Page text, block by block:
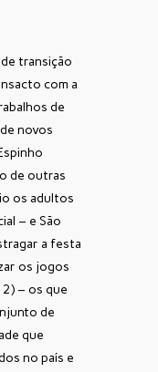
transição
com a
de
novos
de outras
os adultos
– e São
a festa
os jogos
– os que
de
que
no país e